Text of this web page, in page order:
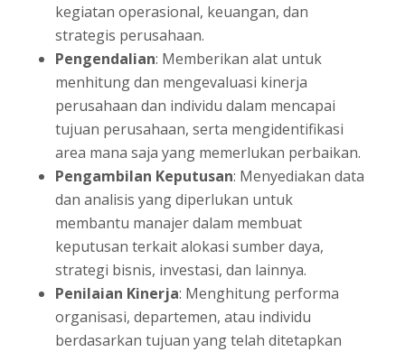
kegiatan operasional, keuangan, dan
strategis perusahaan.
Pengendalian: Memberikan alat untuk
menhitung dan mengevaluasi kinerja
perusahaan dan individu dalam mencapai
tujuan perusahaan, serta mengidentifikasi
area mana saja yang memerlukan perbaikan.
Pengambilan Keputusan: Menyediakan data
dan analisis yang diperlukan untuk
membantu manajer dalam membuat
keputusan terkait alokasi sumber daya,
strategi bisnis, investasi, dan lainnya.
Penilaian Kinerja: Menghitung performa
organisasi, departemen, atau individu
berdasarkan tujuan yang telah ditetapkan